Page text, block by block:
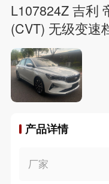
17位车架号
汽配产品车
汽配产品电
L107824Z 吉利
(CVT) 无级变速
产品详情
厂家